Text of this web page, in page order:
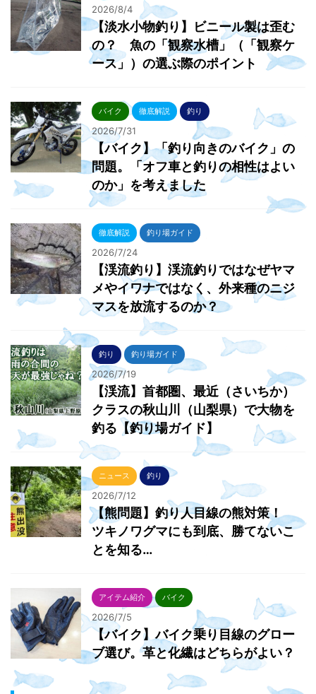
2026/8/4
【淡水小物釣り】ビニール製は歪む
の？ 魚の「観察水槽」（「観察ケ
ース」）の選ぶ際のポイント
バイク 徹底解説 釣り
2026/7/31
【バイク】「釣り向きのバイク」の
問題。「オフ車と釣りの相性はよい
のか」を考えました
徹底解説 釣り場ガイド
2026/7/24
【渓流釣り】渓流釣りではなぜヤマ
メやイワナではなく、外来種のニジ
マスを放流するのか？
釣り 釣り場ガイド
2026/7/19
【渓流】首都圏、最近（さいちか）
クラスの秋山川（山梨県）で大物を
釣る【釣り場ガイド】
ニュース 釣り
2026/7/12
【熊問題】釣り人目線の熊対策！
ツキノワグマにも到底、勝てないこ
とを知る…
アイテム紹介 バイク
2026/7/5
【バイク】バイク乗り目線のグロー
ブ選び。革と化繊はどちらがよい？